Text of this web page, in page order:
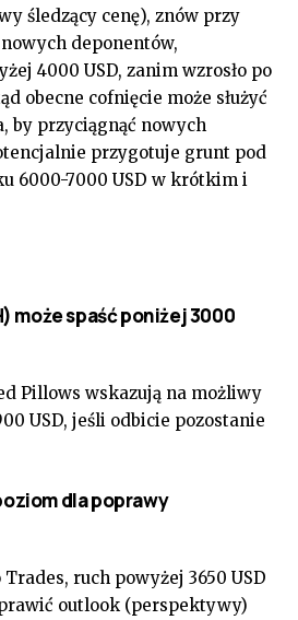
śledzący cenę), znów przy
deponentów,
4000 USD, zanim wzrosło po
obecne cofnięcie może służyć
by przyciągnąć nowych
przygotuje grunt pod
6000-7000 USD w krótkim i
może spaść poniżej 3000
Pillows wskazują na możliwy
USD, jeśli odbicie pozostanie
dla poprawy
Trades, ruch powyżej 3650 USD
outlook (perspektywy)